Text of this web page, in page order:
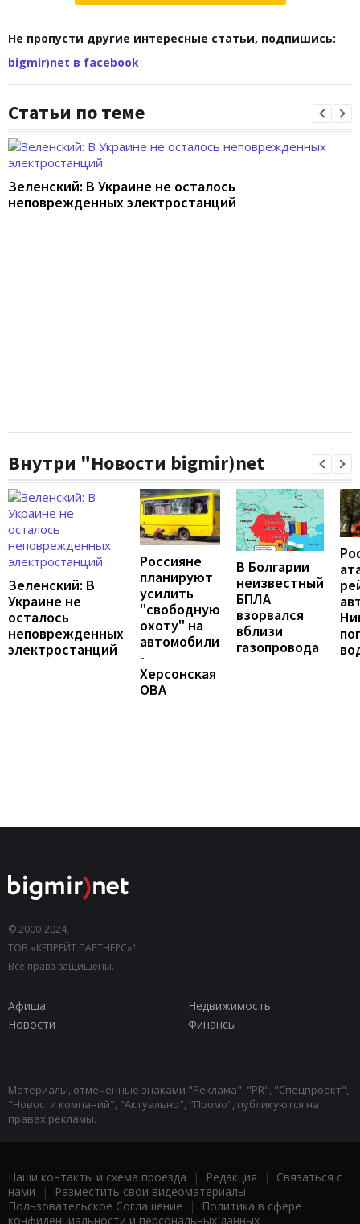
Не пропусти другие интересные статьи, подпишись:
bigmir)net в facebook
Статьи по теме
Зеленский: В Украине не осталось
неповрежденных электростанций
Внутри "Новости bigmir)net
Зеленский: В
Украине не
осталось
неповрежденных
электростанций
Россияне
планируют
усилить
"свободную
охоту" на
автомобили
-
Херсонская
ОВА
В Болгарии
неизвестный
БПЛА
взорвался
вблизи
газопровода
© 2000-2024,
ТОВ «КЕПРЕЙТ ПАРТНЕРС»".
Все права защищены.
Афиша
Недвижимость
Новости
Финансы
Материалы, отмеченные знаками "Реклама", "PR", "Спецпроект",
"Новости компаний", "Актуально", "Промо", публикуются на
правах рекламы.
Наши контакты и схема проезда | Редакция | Связаться с
нами | Разместить свои видеоматериалы |
Пользовательское Соглашение |
Политика в сфере
конфиденциальности и персональных данных